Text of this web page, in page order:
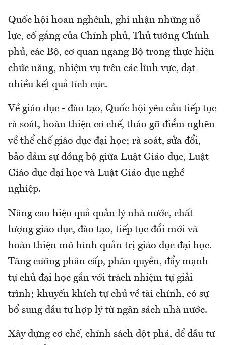
Quốc hội hoan nghênh, ghi nhận những nỗ
lực, cố gắng của Chính phủ, Thủ tướng Chính
phủ, các Bộ, cơ quan ngang Bộ trong thực hiện
chức năng, nhiệm vụ trên các lĩnh vực, đạt
nhiều kết quả tích cực.
Về giáo dục - đào tạo, Quốc hội yêu cầu tiếp tục
rà soát, hoàn thiện cơ chế, tháo gỡ điểm nghẽn
về thể chế giáo dục đại học; rà soát, sửa đổi,
bảo đảm sự đồng bộ giữa Luật Giáo dục, Luật
Giáo dục đại học và Luật Giáo dục nghề
nghiệp.
Nâng cao hiệu quả quản lý nhà nước, chất
lượng giáo dục, đào tạo, tiếp tục đổi mới và
hoàn thiện mô hình quản trị giáo dục đại học.
Tăng cường phân cấp, phân quyền, đẩy mạnh
tự chủ đại học gắn với trách nhiệm tự giải
trình; khuyến khích tự chủ về tài chính, có sự
bổ sung đầu tư hợp lý từ ngân sách nhà nước.
Xây dựng cơ chế, chính sách đột phá, để đầu tư